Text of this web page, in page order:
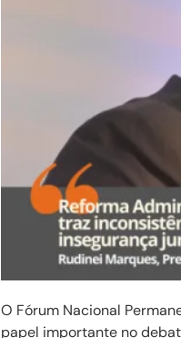
O Fórum Nacional
papel importante no